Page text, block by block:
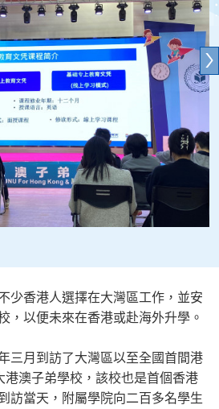
少香港人選擇在大灣區工作，並安
，以便未來在香港或赴海外升學。
三月到訪了大灣區以至全國首間港
澳子弟學校，該校也是首個香港
訪當天，附屬學院向二百多名學生